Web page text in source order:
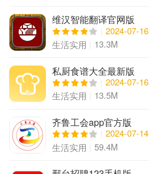
维汉智能翻译官网版
2024-07-16
生活实用
13.3M
私厨食谱大全最新版
2024-07-16
生活实用
13.5M
齐鲁工会app官方版
2024-07-14
生活实用
59.4M